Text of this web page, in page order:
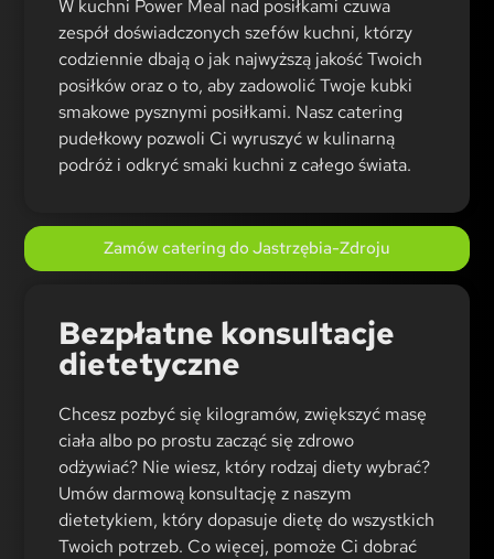
W kuchni Power Meal nad posiłkami czuwa
zespół doświadczonych szefów kuchni, którzy
codziennie dbają o jak najwyższą jakość Twoich
posiłków oraz o to, aby zadowolić Twoje kubki
smakowe pysznymi posiłkami. Nasz catering
pudełkowy pozwoli Ci wyruszyć w kulinarną
podróż i odkryć smaki kuchni z całego świata.
Zamów catering do Jastrzębia-Zdroju
Bezpłatne konsultacje
dietetyczne
Chcesz pozbyć się kilogramów, zwiększyć masę
ciała albo po prostu zacząć się zdrowo
odżywiać? Nie wiesz, który rodzaj diety wybrać?
Umów darmową konsultację z naszym
dietetykiem, który dopasuje dietę do wszystkich
Twoich potrzeb. Co więcej, pomoże Ci dobrać